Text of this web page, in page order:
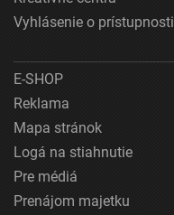
Vyhlásenie o prístupnosti
E-SHOP
Reklama
Mapa stránok
Logá na stiahnutie
Pre médiá
Prenájom majetku